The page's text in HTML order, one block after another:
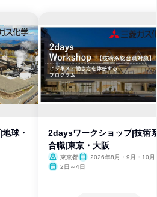
球・
2daysワークショップ|技術
合職|東京・大阪
東京都
2026年8月・9月・10月
月・12月
2日～4日